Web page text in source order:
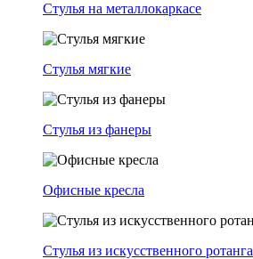
Стулья на металлокаркасе
Стулья мягкие
Стулья из фанеры
Офисные кресла
Стулья из искусственного ротанга